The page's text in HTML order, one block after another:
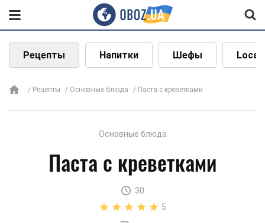
Рецепты Напитки Шефы Local
Рецепты Основные блюда Паста с креветками
Основные блюда
Паста с креветками
30
5